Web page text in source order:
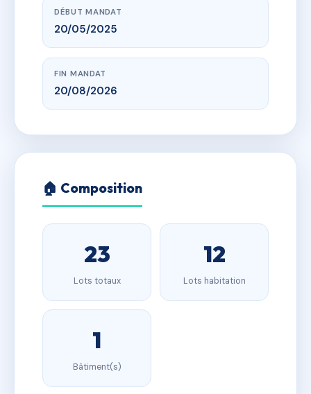
DÉBUT MANDAT
20/05/2025
FIN MANDAT
20/08/2026
🏠 Composition
23
Lots totaux
12
Lots habitation
1
Bâtiment(s)